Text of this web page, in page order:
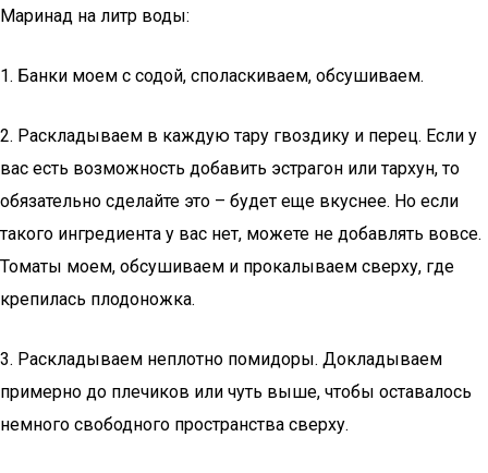
Маринад на литр воды:
1. Банки моем с содой, споласкиваем, обсушиваем.
2. Раскладываем в каждую тару гвоздику и перец. Если у
вас есть возможность добавить эстрагон или тархун, то
обязательно сделайте это – будет еще вкуснее. Но если
такого ингредиента у вас нет, можете не добавлять вовсе.
Томаты моем, обсушиваем и прокалываем сверху, где
крепилась плодоножка.
3. Раскладываем неплотно помидоры. Докладываем
примерно до плечиков или чуть выше, чтобы оставалось
немного свободного пространства сверху.